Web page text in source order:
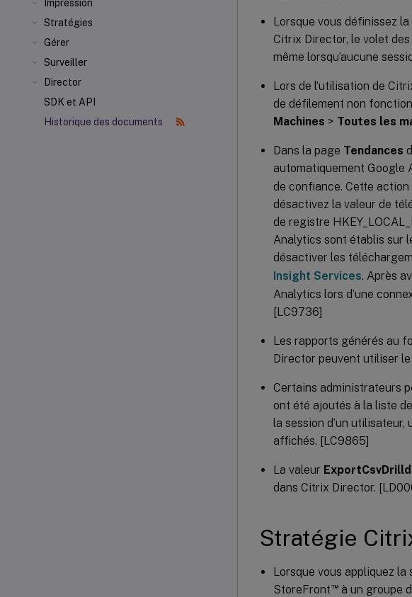
Impression
Stratégies
Gérer
Surveiller
Director
SDK et API
Historique des documents
Lorsque vous définissez
Citrix Director, le volet
même lorsqu’aucune
Lors de l’utilisation de
de défilement non
Machines > Toutes les
Dans la page Tendances
automatiquement Google
de confiance. Cette
désactivez la valeur de
de registre
Analytics sont établis sur
désactiver les
Insight Services. Après
Analytics lors d’une
[LC9736]
Les rapports générés au
Director peuvent utiliser le
Certains administrateurs
ont été ajoutés à la liste
la session d’un
affichés. [LC9865]
La valeur
dans Citrix Director.
Stratégie
Lorsque vous appliquez la
StoreFront™à un groupe